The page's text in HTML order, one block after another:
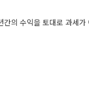
의 수익을 토대로 과세가